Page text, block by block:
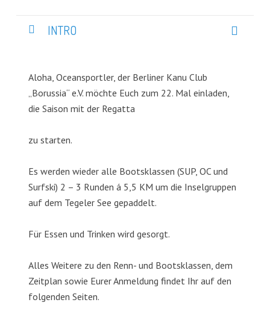
INTRO
Aloha, Oceansportler, der Berliner Kanu Club
„Borussia“ e.V. möchte Euch zum 22. Mal einladen,
die Saison mit der Regatta
zu starten.
Es werden wieder alle Bootsklassen (SUP, OC und
Surfski) 2 – 3 Runden á 5,5 KM um die Inselgruppen
auf dem Tegeler See gepaddelt.
Für Essen und Trinken wird gesorgt.
Alles Weitere zu den Renn- und Bootsklassen, dem
Zeitplan sowie Eurer Anmeldung findet Ihr auf den
folgenden Seiten.